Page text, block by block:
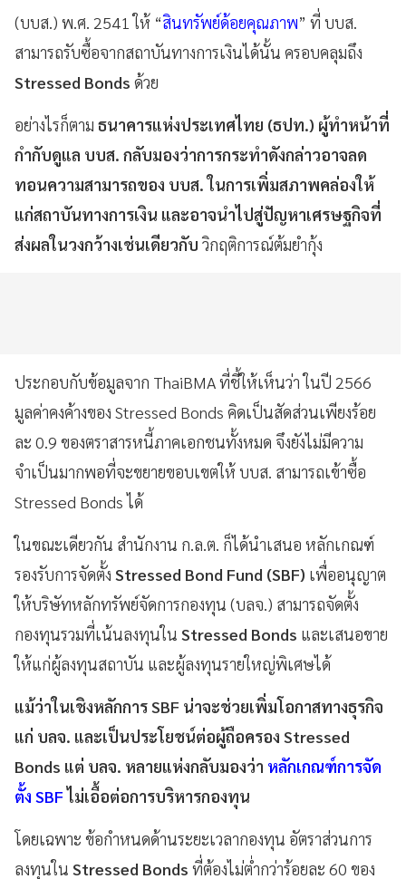
(บบส.) พ.ศ. 2541 ให้ “สินทรัพย์ด้อยคุณภาพ” ที่ บบส.
สามารถรับซื้อจากสถาบันทางการเงินได้นั้น ครอบคลุมถึง
Stressed Bonds ด้วย
อย่างไรก็ตาม ธนาคารแห่งประเทศไทย (ธปท.) ผู้ทำหน้าที่
กำกับดูแล บบส. กลับมองว่าการกระทำดังกล่าวอาจลด
ทอนความสามารถของ บบส. ในการเพิ่มสภาพคล่องให้
แก่สถาบันทางการเงิน และอาจนำไปสู่ปัญหาเศรษฐกิจที่
ส่งผลในวงกว้างเช่นเดียวกับ วิกฤติการณ์ต้มยำกุ้ง
ประกอบกับข้อมูลจาก ThaiBMA ที่ชี้ให้เห็นว่า ในปี 2566
มูลค่าคงค้างของ Stressed Bonds คิดเป็นสัดส่วนเพียงร้อย
ละ 0.9 ของตราสารหนี้ภาคเอกชนทั้งหมด จึงยังไม่มีความ
จำเป็นมากพอที่จะขยายขอบเขตให้ บบส. สามารถเข้าซื้อ
Stressed Bonds ได้
ในขณะเดียวกัน สำนักงาน ก.ล.ต. ก็ได้นำเสนอ หลักเกณฑ์
รองรับการจัดตั้ง Stressed Bond Fund (SBF) เพื่ออนุญาต
ให้บริษัทหลักทรัพย์จัดการกองทุน (บลจ.) สามารถจัดตั้ง
กองทุนรวมที่เน้นลงทุนใน Stressed Bonds และเสนอขาย
ให้แก่ผู้ลงทุนสถาบัน และผู้ลงทุนรายใหญ่พิเศษได้
แม้ว่าในเชิงหลักการ SBF น่าจะช่วยเพิ่มโอกาสทางธุรกิจ
แก่ บลจ. และเป็นประโยชน์ต่อผู้ถือครอง Stressed
Bonds แต่ บลจ. หลายแห่งกลับมองว่า หลักเกณฑ์การจัด
ตั้ง SBFไม่เอื้อต่อการบริหารกองทุน
โดยเฉพาะ ข้อกำหนดด้านระยะเวลากองทุน อัตราส่วนการ
ลงทุนใน Stressed Bonds ที่ต้องไม่ต่ำกว่าร้อยละ 60 ของ